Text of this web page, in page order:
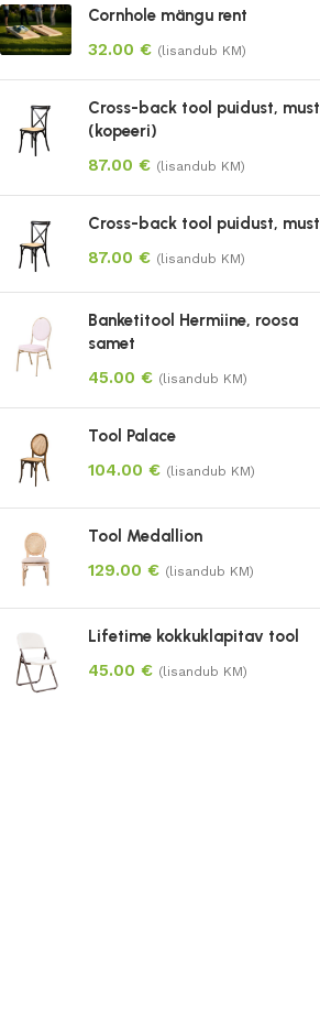
Cornhole mängu rent
32.00 € (lisandub KM)
Cross-back tool puidust, must
(kopeeri)
87.00 € (lisandub KM)
Cross-back tool puidust, must
87.00 € (lisandub KM)
Banketitool Hermiine, roosa
samet
45.00 € (lisandub KM)
Tool Palace
104.00 € (lisandub KM)
Tool Medallion
129.00 € (lisandub KM)
Lifetime kokkuklapitav tool
45.00 € (lisandub KM)